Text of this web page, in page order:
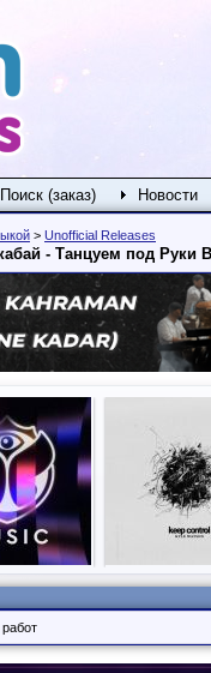
Поиск (заказ) Новости
> Unofficial Releases
- Танцуем под Руки